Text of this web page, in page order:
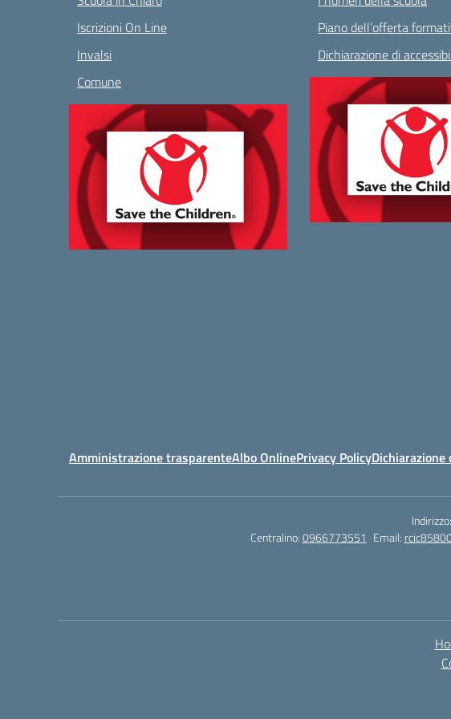
Iscrizioni On Line
Invalsi
Comune
Piano dell’offerta
Dichiarazione di
Amministrazione trasparenteAlbo OnlinePrivacy Policy
Indirizzo:
Centralino:0966773551 Email: